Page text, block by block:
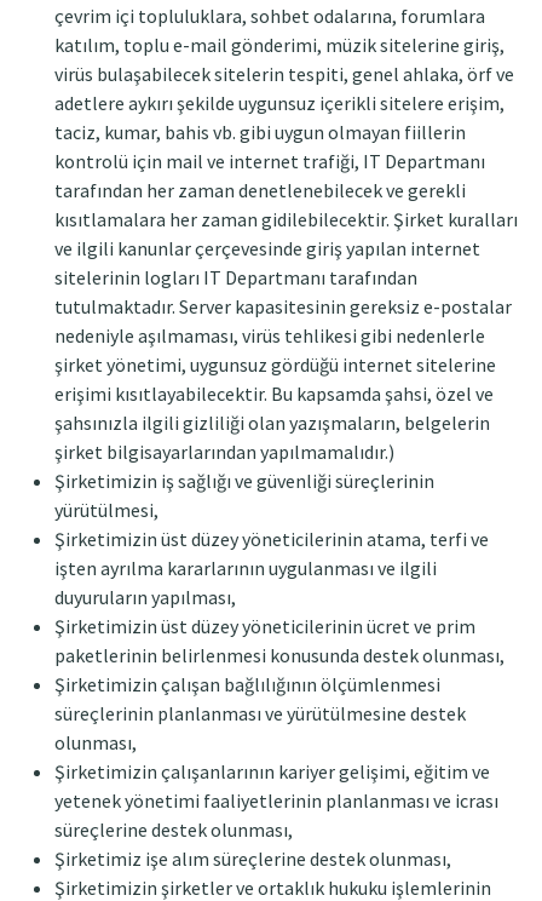
çevrim içi topluluklara, sohbet odalarına, forumlara
katılım, toplu e-mail gönderimi, müzik sitelerine giriş,
virüs bulaşabilecek sitelerin tespiti, genel ahlaka, örf ve
adetlere aykırı şekilde uygunsuz içerikli sitelere erişim,
taciz, kumar, bahis vb. gibi uygun olmayan fiillerin
kontrolü için mail ve internet trafiği, IT Departmanı
tarafından her zaman denetlenebilecek ve gerekli
kısıtlamalara her zaman gidilebilecektir. Şirket kuralları
ve ilgili kanunlar çerçevesinde giriş yapılan internet
sitelerinin logları IT Departmanı tarafından
tutulmaktadır. Server kapasitesinin gereksiz e-postalar
nedeniyle aşılmaması, virüs tehlikesi gibi nedenlerle
şirket yönetimi, uygunsuz gördüğü internet sitelerine
erişimi kısıtlayabilecektir. Bu kapsamda şahsi, özel ve
şahsınızla ilgili gizliliği olan yazışmaların, belgelerin
şirket bilgisayarlarından yapılmamalıdır.)
Şirketimizin iş sağlığı ve güvenliği süreçlerinin
yürütülmesi,
Şirketimizin üst düzey yöneticilerinin atama, terfi ve
işten ayrılma kararlarının uygulanması ve ilgili
duyuruların yapılması,
Şirketimizin üst düzey yöneticilerinin ücret ve prim
paketlerinin belirlenmesi konusunda destek olunması,
Şirketimizin çalışan bağlılığının ölçümlenmesi
süreçlerinin planlanması ve yürütülmesine destek
olunması,
Şirketimizin çalışanlarının kariyer gelişimi, eğitim ve
yetenek yönetimi faaliyetlerinin planlanması ve icrası
süreçlerine destek olunması,
Şirketimiz işe alım süreçlerine destek olunması,
Şirketimizin şirketler ve ortaklık hukuku işlemlerinin